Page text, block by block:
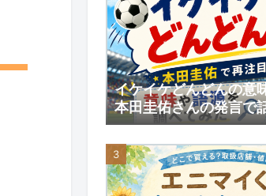
イケイケどんどんの意
本田圭佑さんの発言で
べてみた｜【いい日】